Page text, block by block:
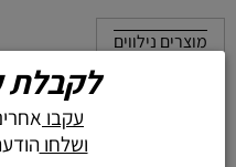
מוצרים נילווים
לקבלת
עקבו
ושלחו